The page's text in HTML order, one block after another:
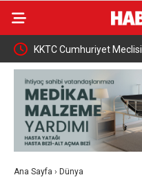
KKTC Cumhuriyet
egemen eşitliğimizden
statümüzden asla taviz
Ana Sayfa › Dünya